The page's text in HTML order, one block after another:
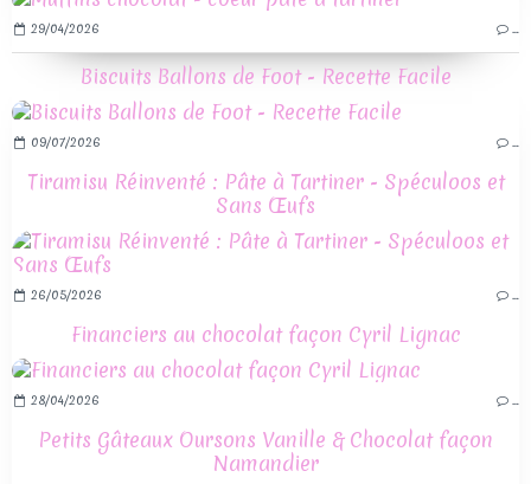
29/04/2026 …
Biscuits Ballons de Foot - Recette Facile
09/07/2026 …
Tiramisu Réinventé : Pâte à Tartiner - Spéculoos et
Sans Œufs
26/05/2026 …
Financiers au chocolat façon Cyril Lignac
28/04/2026 …
Petits Gâteaux Oursons Vanille & Chocolat façon
Namandier